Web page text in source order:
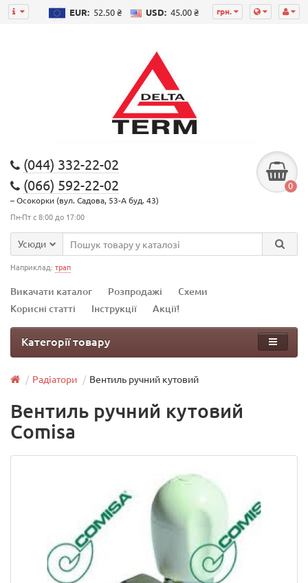
грн.
EUR: 52.50 ₴ USD: 45.00 ₴
(044) 332-22-02
(066) 592-22-02
– Осокорки (вул. Садова, 53-А буд. 43)
Пн-Пт с 8:00 до 17:00
0
Усюди
Наприклад: трап
Викачати каталог Розпродажі
Схеми
Корисні статті
Інструкції Акції!
Категорії товару
Радіатори Вентиль ручний кутовий
Вентиль ручний кутовий
Comisa